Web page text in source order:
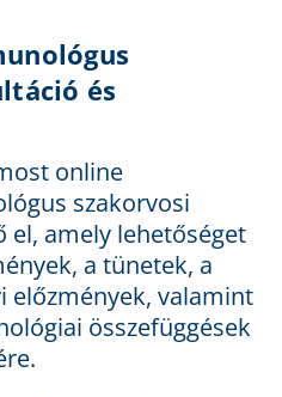
és
online
szakorvosi
el, amely lehetőséget
a tünetek, a
előzmények, valamint
összefüggések